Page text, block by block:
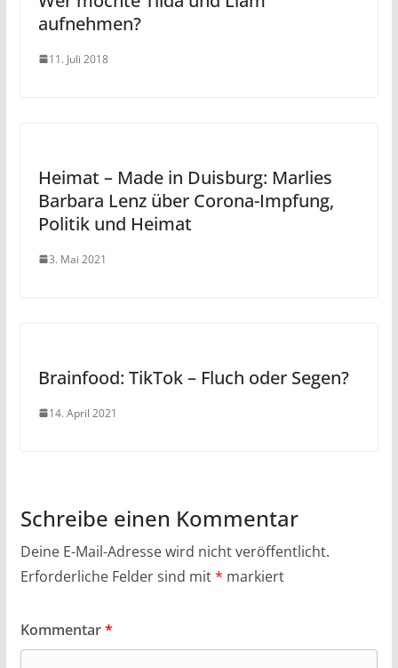
aufnehmen?
11. Juli 2018
Heimat – Made in Duisburg: Marlies
Barbara Lenz über Corona-Impfung,
Politik und Heimat
3. Mai 2021
Brainfood: TikTok – Fluch oder Segen?
14. April 2021
Schreibe einen Kommentar
Deine E-Mail-Adresse wird nicht veröffentlicht.
Erforderliche Felder sind mit* markiert
Kommentar*